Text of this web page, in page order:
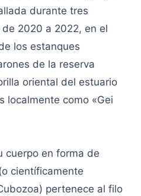
durante tres
2020 a 2022, en el
los estanques
de la reserva
oriental del estuario
localmente como «Gei
cuerpo en forma de
científicamente
pertenece al filo